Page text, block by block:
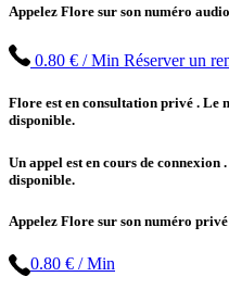
Appelez Flore sur son numéro
0.80 € / Min Réserver un
Flore est en consultation privé . Le
disponible.
Un appel est en cours de connexion
disponible.
Appelez Flore sur son numéro privé
0.80 € / Min